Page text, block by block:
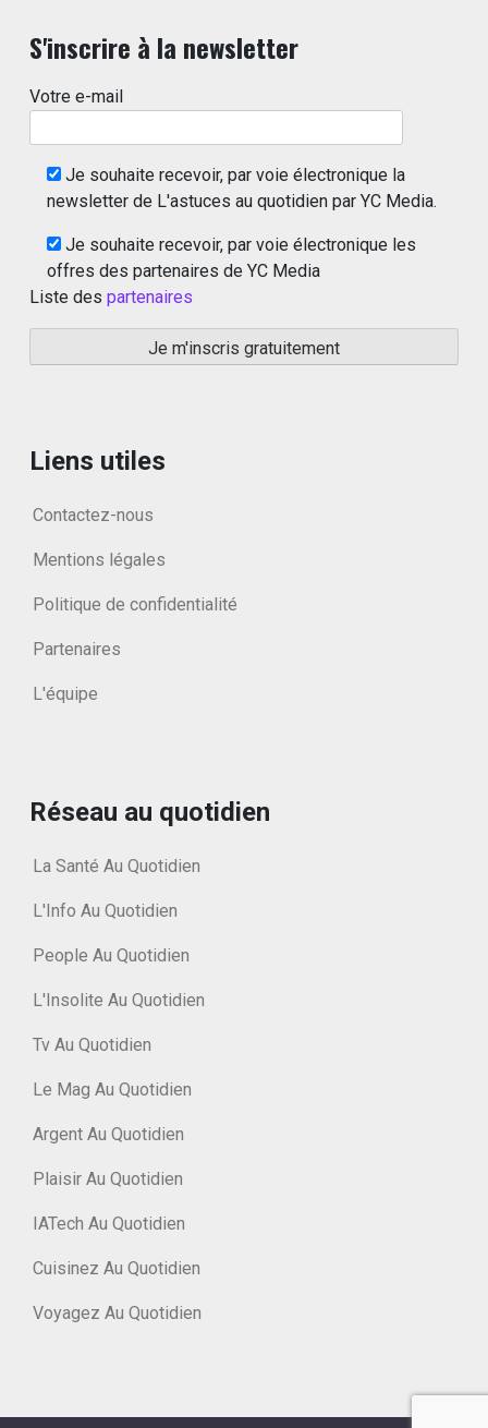
S'inscrire à la newsletter
Votre e-mail
Je souhaite recevoir, par voie électronique la
newsletter de L'astuces au quotidien par YC Media.
Je souhaite recevoir, par voie électronique les
offres des partenaires de YC Media
Liste des partenaires
Liens utiles
Contactez-nous
Mentions légales
Politique de confidentialité
Partenaires
L'équipe
Réseau au quotidien
La Santé Au Quotidien
L'Info Au Quotidien
People Au Quotidien
L'Insolite Au Quotidien
Tv Au Quotidien
Le Mag Au Quotidien
Argent Au Quotidien
Plaisir Au Quotidien
IATech Au Quotidien
Cuisinez Au Quotidien
Voyagez Au Quotidien